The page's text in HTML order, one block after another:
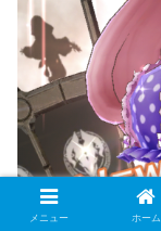
メニュー ホーム